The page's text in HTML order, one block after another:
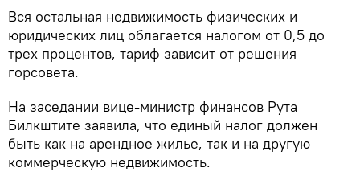
Вся остальная недвижимость физических и
юридических лиц облагается налогом от 0,5 до
трех процентов, тариф зависит от решения
горсовета.
На заседании вице-министр финансов Рута
Билкштите заявила, что единый налог должен
быть как на арендное жилье, так и на другую
коммерческую недвижимость.